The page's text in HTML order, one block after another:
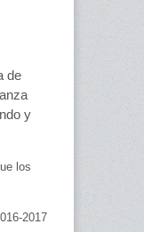
de
y
los
2017